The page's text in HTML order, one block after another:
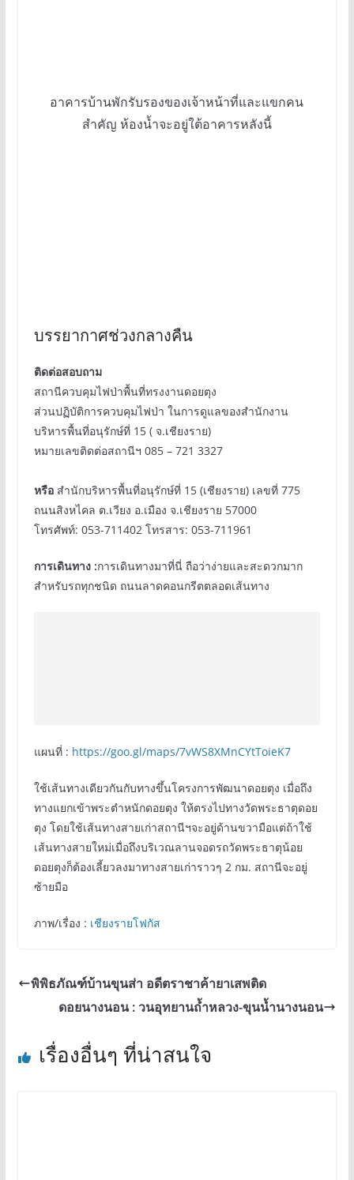
อาคารบ้านพักรับรองของเจ้าหน้าที่และแขกคน
สำคัญ ห้องน้ำจะอยู่ใต้อาคารหลังนี้
บรรยากาศช่วงกลางคืน
ติดต่อสอบถาม
สถานีควบคุมไฟป่าพื้นที่ทรงงานดอยตุง
ส่วนปฏิบัติการควบคุมไฟป่า ในการดูแลของสำนักงาน
บริหารพื้นที่อนุรักษ์ที่ 15 ( จ.เชียงราย)
หมายเลขติดต่อสถานีฯ 085 – 721 3327
หรือสำนักบริหารพื้นที่อนุรักษ์ที่ 15 (เชียงราย) เลขที่ 775
ถนนสิงหไคล ต.เวียง อ.เมือง จ.เชียงราย 57000
โทรศัพท์: 053-711402 โทรสาร: 053-711961
การเดินทาง :การเดินทางมาที่นี่ ถือว่าง่ายและสะดวกมาก
สำหรับรถทุกชนิด ถนนลาดคอนกรีตตลอดเส้นทาง
แผนที่ : https://goo.gl/maps/7vWS8XMnCYtToieK7
ใช้เส้นทางเดียวกันกับทางขึ้นโครงการพัฒนาดอยตุง เมื่อถึง
ทางแยกเข้าพระตำหนักดอยตุง ให้ตรงไปทางวัดพระธาตุดอย
ตุง โดยใช้เส้นทางสายเก่าสถานีฯจะอยู่ด้านขวามือแต่ถ้าใช้
เส้นทางสายใหม่เมื่อถึงบริเวณลานจอดรถวัดพระธาตุน้อย
ดอยตุงก็ต้องเลี้ยวลงมาทางสายเก่าราวๆ 2 กม. สถานีจะอยู่
ซ้ายมือ
ภาพ/เรื่อง : เชียงรายโฟกัส
พิพิธภัณฑ์บ้านขุนส่า อดีตราชาค้ายาเสพติด
ดอยนางนอน : วนอุทยานถ้ำหลวง-ขุนน้ำนางนอน
เรื่องอื่นๆ ที่น่าสนใจ